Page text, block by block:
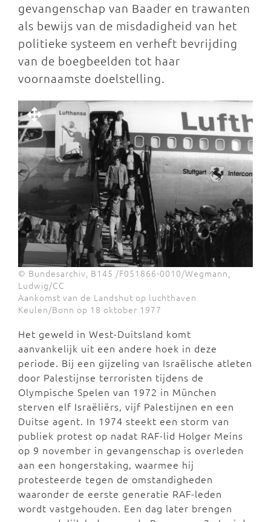
gevangenschap van Baader en trawanten
als bewijs van de misdadigheid van het
politieke systeem en verheft bevrijding
van de boegbeelden tot haar
voornaamste doelstelling.
© Bundesarchiv, B145 /F051866-0010/Wegmann,
Ludwig/CC
Aankomst van de Landshut op luchthaven
Keulen/Bonn op 18 oktober 1977
Het geweld in West-Duitsland komt
aanvankelijk uit een andere hoek in deze
periode. Bij een gijzeling van Israëlische atleten
door Palestijnse terroristen tijdens de
Olympische Spelen van 1972 in München
sterven elf Israëliërs, vijf Palestijnen en een
Duitse agent. In 1974 steekt een storm van
publiek protest op nadat RAF-lid Holger Meins
op 9 november in gevangenschap is overleden
aan een hongerstaking, waarmee hij
protesteerde tegen de omstandigheden
waaronder de eerste generatie RAF-leden
wordt vastgehouden. Een dag later brengen